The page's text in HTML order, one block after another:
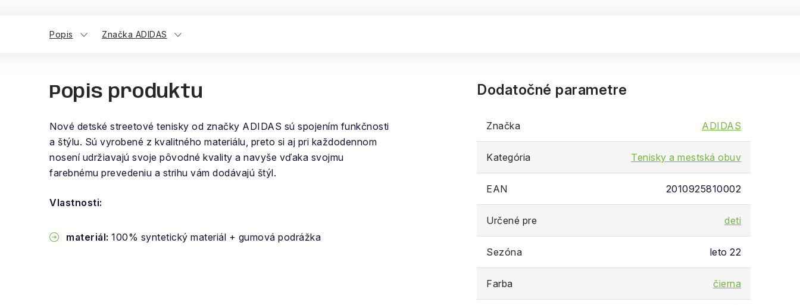
Popis Značka ADIDAS
Popis produktu
Nové detské streetové tenisky od značky ADIDAS sú spojením funkčnosti
a štýlu. Sú vyrobené z kvalitného materiálu, preto si aj pri každodennom
nosení udržiavajú svoje pôvodné kvality a navyše vďaka svojmu
farebnému prevedeniu a strihu vám dodávajú štýl.
Vlastnosti:
materiál: 100% syntetický materiál + gumová podrážka
Dodatočné parametre
Značka ADIDAS
Kategória Tenisky a mestská obuv
EAN 2010925810002
Určené pre deti
Sezóna leto 22
Farba čierna